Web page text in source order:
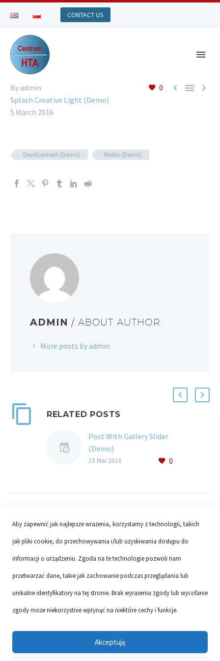
Aby zapewnić jak najlepsze wrażenia, korzystamy z technologii, takich
jak pliki cookie, do przechowywania i/lub uzyskiwania dostępu do
informacji o urządzeniu. Zgoda na te technologie pozwoli nam
przetwarzać dane, takie jak zachowanie podczas przeglądania lub
unikalne identyfikatory na tej stronie. Brak wyrażenia zgody lub wycofanie
zgody może niekorzystnie wpłynąć na niektóre cechy i funkcje.
Akceptuję
0   
By admin
Splash Creative Light (Demo)
5 March 2016
Development (Demo) Media (Demo)
ADMIN / ABOUT AUTHOR
More posts by admin
RELATED POSTS
Post With Gallery Slider
(Demo)
Lorem Ipsum. Proin
consequat ipsum, nec
0
18 Mar 2016
Links Vacancies Privacy protection